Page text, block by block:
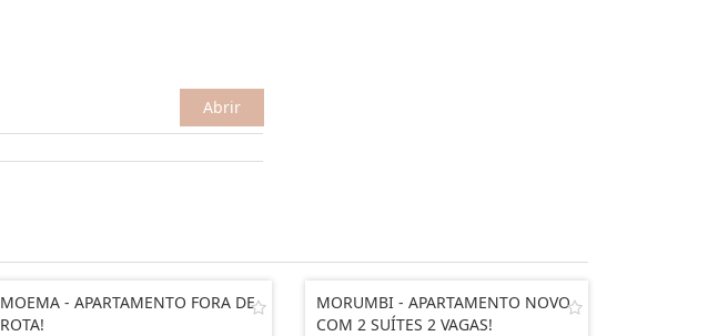
Abrir
MOEMA - APARTAMENTO FORA DE
ROTA!
MORUMBI - APARTAMENTO NOVO
COM 2 SUÍTES 2 VAGAS!